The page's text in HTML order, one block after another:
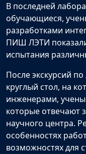
В последней
обучающиеся,
разработками
ПИШ ЛЭТИ
испытания
После экскурсий
круглый стол, на
инженерами,
которые отвечают
научного центра.
особенностях
возможностях для